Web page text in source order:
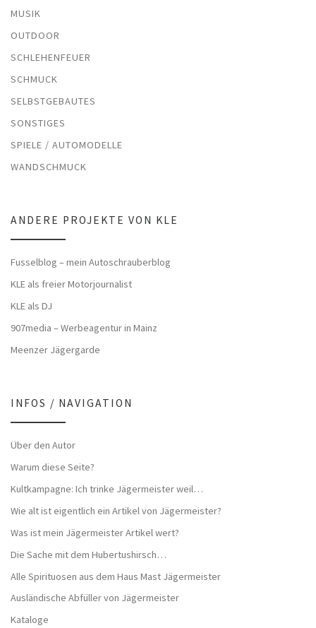
MUSIK
OUTDOOR
SCHLEHENFEUER
SCHMUCK
SELBSTGEBAUTES
SONSTIGES
SPIELE / AUTOMODELLE
WANDSCHMUCK
ANDERE PROJEKTE VON KLE
Fusselblog – mein Autoschrauberblog
KLE als freier Motorjournalist
KLE als DJ
907media – Werbeagentur in Mainz
Meenzer Jägergarde
INFOS / NAVIGATION
Über den Autor
Warum diese Seite?
Kultkampagne: Ich trinke Jägermeister weil…
Wie alt ist eigentlich ein Artikel von Jägermeister?
Was ist mein Jägermeister Artikel wert?
Die Sache mit dem Hubertushirsch…
Alle Spirituosen aus dem Haus Mast Jägermeister
Ausländische Abfüller von Jägermeister
Kataloge